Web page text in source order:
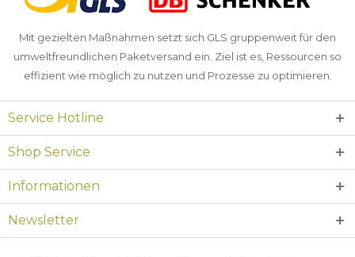
Mit gezielten Maßnahmen setzt sich GLS gruppenweit für den
umweltfreundlichen Paketversand ein. Ziel ist es, Ressourcen so
effizient wie möglich zu nutzen und Prozesse zu optimieren.
Service Hotline
Shop Service
Informationen
Newsletter